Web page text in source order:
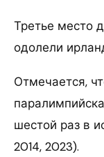
Третье место
одолели
Отмечается,
шестой раз в
2014, 2023).